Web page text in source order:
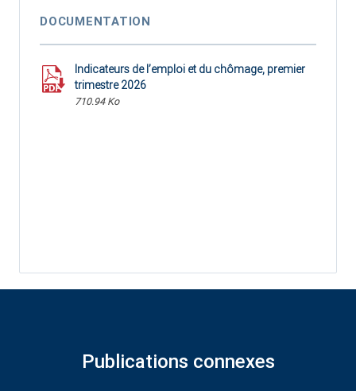
DOCUMENTATION
Indicateurs de l’emploi et du chômage, premier
trimestre 2026
710.94 Ko
Publications connexes